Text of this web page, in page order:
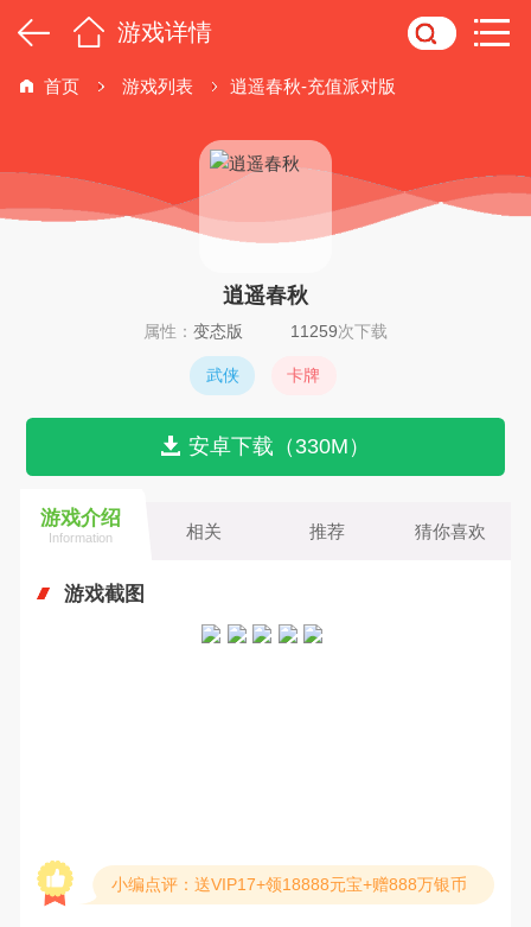
游戏详情
首页 游戏列表 逍遥春秋-充值派对版
逍遥春秋
属性： 变态版 11259次下载
武侠 卡牌
安卓下载（330M）
游戏介绍
Information 相关 推荐 猜你喜欢
游戏截图
小编点评：送VIP17+领18888元宝+赠888万银币